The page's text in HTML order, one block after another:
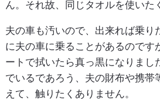
ん。それ故、同じタオルを使いた
夫の車も汚いので、出来れば乗り
に夫の車に乗ることがあるのです
ートで拭いたら真っ黒になりまし
でいるであろう、夫の財布や携帯
えて、触りたくありません。